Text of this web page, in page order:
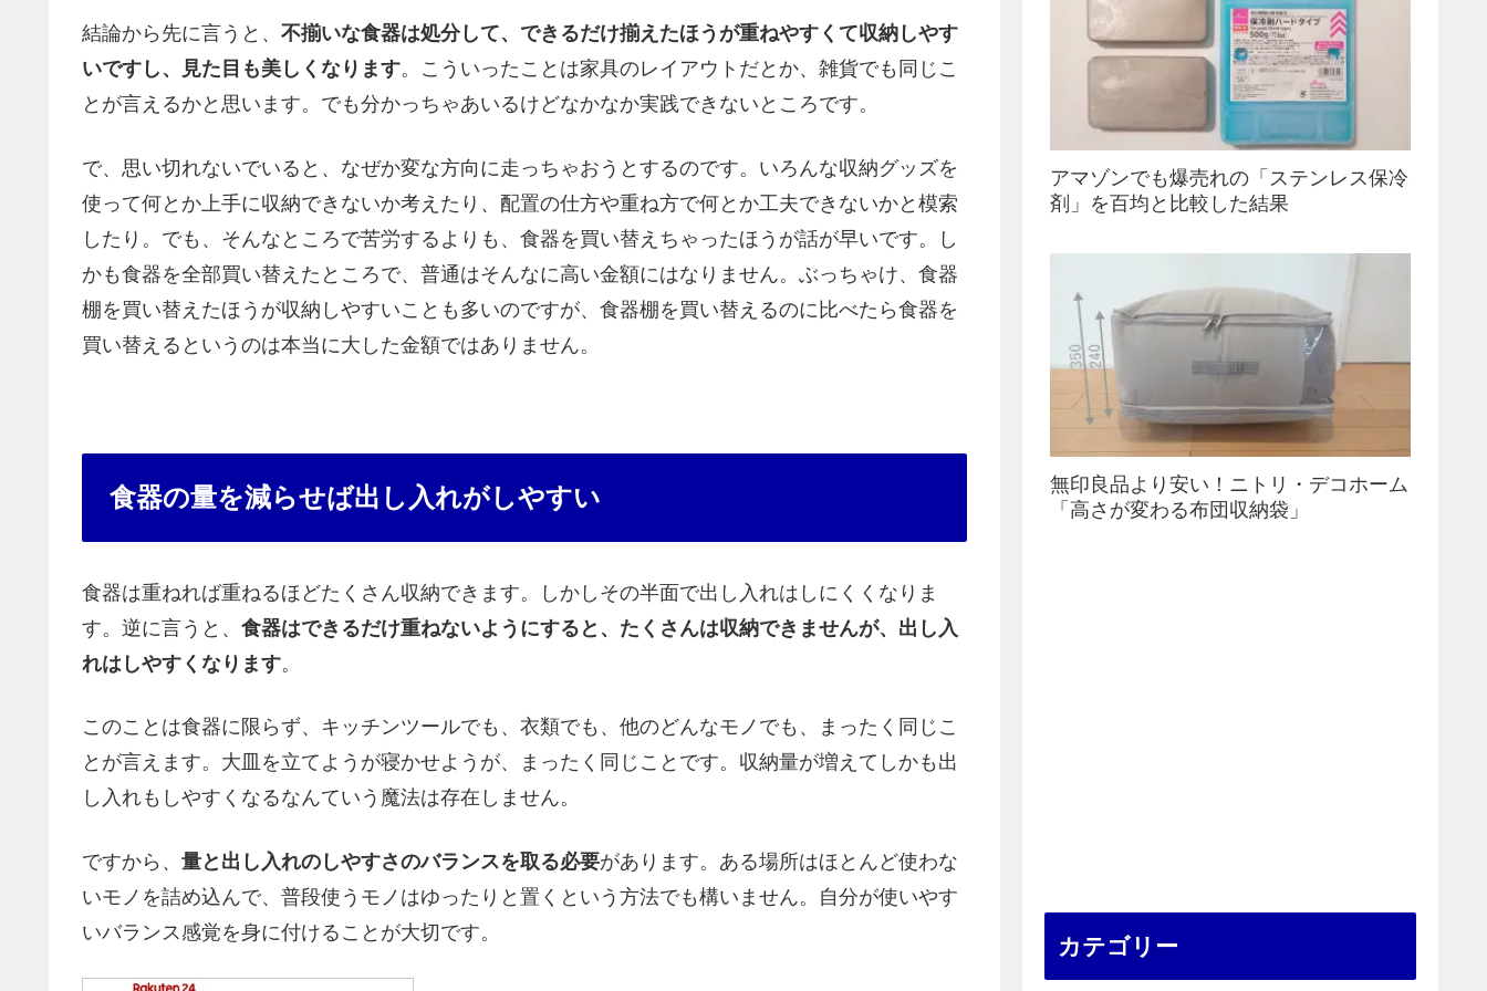
結論から先に言うと、 不揃いな食器は処分して、できるだけ揃えたほうが重ねやすくて収納しやす
いですし、見た目も美しくなります。こういったことは家具のレイアウトだとか、雑貨でも同じこ
とが言えるかと思います。でも分かっちゃあいるけどなかなか実践できないところです。
で、思い切れないでいると、なぜか変な方向に走っちゃおうとするのです。いろんな収納グッズを
使って何とか上手に収納できないか考えたり、配置の仕方や重ね方で何とか工夫できないかと模索
したり。でも、そんなところで苦労するよりも、食器を買い替えちゃったほうが話が早いです。し
かも食器を全部買い替えたところで、普通はそんなに高い金額にはなりません。ぶっちゃけ、食器
棚を買い替えたほうが収納しやすいことも多いのですが、食器棚を買い替えるのに比べたら食器を
買い替えるというのは本当に大した金額ではありません。
食器の量を減らせば出し入れがしやすい
食器は重ねれば重ねるほどたくさん収納できます。しかしその半面で出し入れはしにくくなりま
す。逆に言うと、 食器はできるだけ重ねないようにすると、たくさんは収納できませんが、出し入
れはしやすくなります。
このことは食器に限らず、キッチンツールでも、衣類でも、他のどんなモノでも、まったく同じこ
とが言えます。大皿を立てようが寝かせようが、まったく同じことです。収納量が増えてしかも出
し入れもしやすくなるなんていう魔法は存在しません。
ですから、 量と出し入れのしやすさのバランスを取る必要があります。ある場所はほとんど使わな
いモノを詰め込んで、普段使うモノはゆったりと置くという方法でも構いません。自分が使いやす
いバランス感覚を身に付けることが大切です。
アマゾンでも爆売れの「ステンレス保冷
剤」を百均と比較した結果
無印良品より安い！ニトリ・デコホーム
「高さが変わる布団収納袋」
カテゴリー